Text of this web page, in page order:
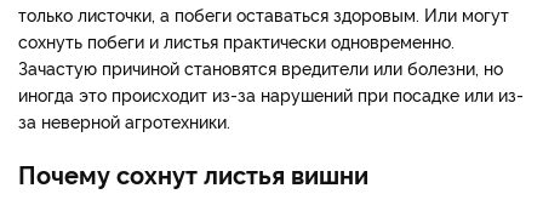
только листочки, а побеги оставаться здоровым. Или могут
сохнуть побеги и листья практически одновременно.
Зачастую причиной становятся вредители или болезни, но
иногда это происходит из-за нарушений при посадке или из-
за неверной агротехники.
Почему сохнут листья вишни